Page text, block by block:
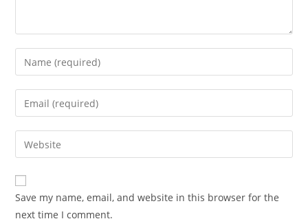
Save my name, email, and website in this browser for the
next time I comment.